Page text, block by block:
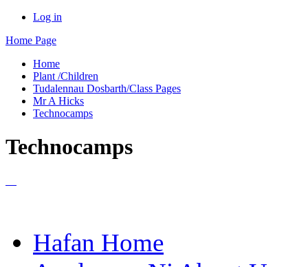
Log in
Home Page
Home
Plant /Children
Tudalennau Dosbarth/Class Pages
Mr A Hicks
Technocamps
Technocamps
Hafan Home